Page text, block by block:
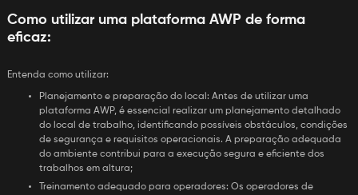
Como utilizar uma plataforma AWP de forma
eficaz:
Entenda como utilizar:
Planejamento e preparação do local: Antes de utilizar uma
plataforma AWP, é essencial realizar um planejamento detalhado
do local de trabalho, identificando possíveis obstáculos, condições
de segurança e requisitos operacionais. A preparação adequada
do ambiente contribui para a execução segura e eficiente dos
trabalhos em altura;